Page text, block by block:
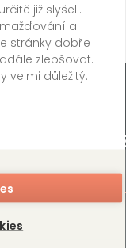
již slyšeli. I
a
stránky dobře
zlepšovat.
velmi důležitý.
Autoři